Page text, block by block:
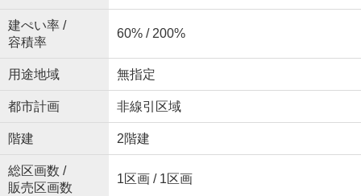
建ぺい率 /
容積率
60% / 200%
用途地域 無指定
都市計画 非線引区域
階建 2階建
総区画数 /
販売区画数
1区画 / 1区画